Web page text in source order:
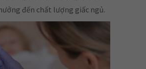
đến chất lượng giấc ngủ.